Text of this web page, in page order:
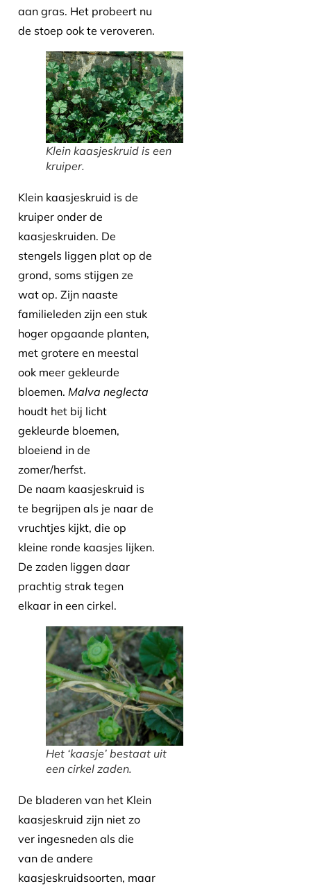
aan gras. Het probeert nu
de stoep ook te veroveren.
Klein kaasjeskruid is een
kruiper.
Klein kaasjeskruid is de
kruiper onder de
kaasjeskruiden. De
stengels liggen plat op de
grond, soms stijgen ze
wat op. Zijn naaste
familieleden zijn een stuk
hoger opgaande planten,
met grotere en meestal
ook meer gekleurde
bloemen. Malva neglecta
houdt het bij licht
gekleurde bloemen,
bloeiend in de
zomer/herfst.
De naam kaasjeskruid is
te begrijpen als je naar de
vruchtjes kijkt, die op
kleine ronde kaasjes lijken.
De zaden liggen daar
prachtig strak tegen
elkaar in een cirkel.
Het ‘kaasje’ bestaat uit
een cirkel zaden.
De bladeren van het Klein
kaasjeskruid zijn niet zo
ver ingesneden als die
van de andere
kaasjeskruidsoorten, maar